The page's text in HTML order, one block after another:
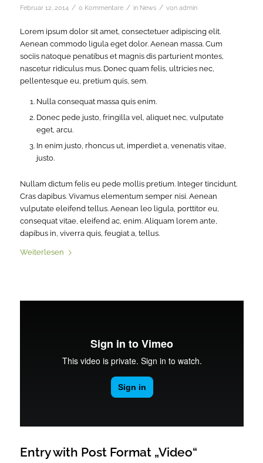
Februar 12, 2014 / 0 Kommentare / in News / von admin
Lorem ipsum dolor sit amet, consectetuer adipiscing elit.
Aenean commodo ligula eget dolor. Aenean massa. Cum
sociis natoque penatibus et magnis dis parturient montes,
nascetur ridiculus mus. Donec quam felis, ultricies nec,
pellentesque eu, pretium quis, sem.
Nulla consequat massa quis enim.
Donec pede justo, fringilla vel, aliquet nec, vulputate
eget, arcu.
In enim justo, rhoncus ut, imperdiet a, venenatis vitae,
justo.
Nullam dictum felis eu pede mollis pretium. Integer tincidunt.
Cras dapibus. Vivamus elementum semper nisi. Aenean
vulputate eleifend tellus. Aenean leo ligula, porttitor eu,
consequat vitae, eleifend ac, enim. Aliquam lorem ante,
dapibus in, viverra quis, feugiat a, tellus.
Weiterlesen
Entry with Post Format „Video“